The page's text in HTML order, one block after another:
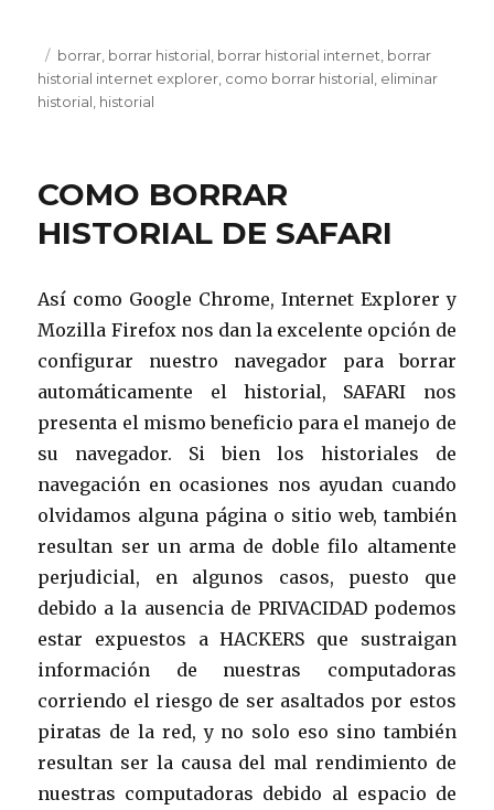
Publicado
el
Etiquetas
borrar borrar historial borrar historial internet borrar
historial internet explorer como borrar historial eliminar
historial historial
COMO BORRAR
HISTORIAL DE SAFARI
Así como Google Chrome, Internet Explorer y
Mozilla Firefox nos dan la excelente opción de
configurar nuestro navegador para borrar
automáticamente el historial, SAFARI nos
presenta el mismo beneficio para el manejo de
su navegador. Si bien los historiales de
navegación en ocasiones nos ayudan cuando
olvidamos alguna página o sitio web, también
resultan ser un arma de doble filo altamente
perjudicial, en algunos casos, puesto que
debido a la ausencia de PRIVACIDAD podemos
estar expuestos a HACKERS que sustraigan
información de nuestras computadoras
corriendo el riesgo de ser asaltados por estos
piratas de la red, y no solo eso sino también
resultan ser la causa del mal rendimiento de
nuestras computadoras debido al espacio de